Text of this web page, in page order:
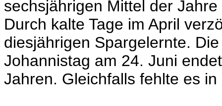
sechsjährigen Mittel der
Durch kalte Tage im April
diesjährigen Spargelernte.
Johannistag am 24. Juni
Jahren. Gleichfalls fehlte es